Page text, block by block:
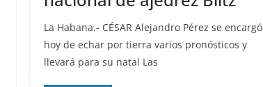
La Habana.- CÉSAR Alejandro Pérez se encargó
hoy de echar por tierra varios pronósticos y
llevará para su natal Las